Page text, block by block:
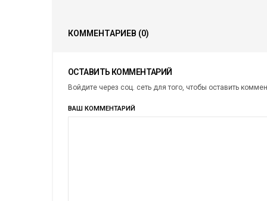
КОММЕНТАРИЕВ (0)
ОСТАВИТЬ КОММЕНТАРИЙ
Войдите через соц. сеть для того, чтобы оставить
ВАШ КОММЕНТАРИЙ